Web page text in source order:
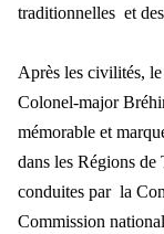
traditionnelles et
Après les civilités,
Colonel-major
mémorable et
dans les Régions
conduites par la
Commission